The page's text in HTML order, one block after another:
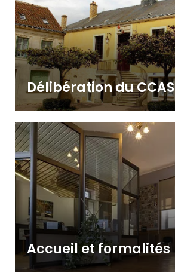
Délibération du CCAS
Accueil et formalités